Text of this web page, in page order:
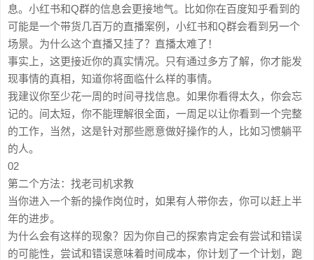
息。小红书和Q群的信息会更接地气。比如你在百度知乎看到的
可能是一个带货几百万的直播案例，小红书和Q群会看到另一个
场景。为什么这个直播又挂了？直播太难了！
事实上，这更接近你的真实情况。只有通过多方了解，你才能发
现事情的真相，知道你将面临什么样的事情。
我建议你至少花一周的时间寻找信息。如果你看得太久，你会忘
记的。间太短，你不能理解很全面，一周足以让你看到一个完整
的工作，当然，这是针对那些愿意做好操作的人，比如习惯躺平
的人。
02
第二个方法：找老司机求教
当你进入一个新的操作岗位时，如果有人带你去，你可以赶上半
年的进步。
为什么会有这样的现象？因为你自己的探索肯定会有尝试和错误
的可能性，尝试和错误意味着时间成本，你计划了一个计划，跑